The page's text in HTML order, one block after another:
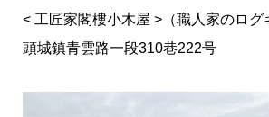
< 工匠家閣樓小木屋 >（職人家のログ
頭城鎮青雲路一段310巷222号